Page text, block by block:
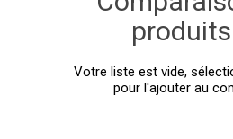
Votre liste est vide,
pour l'ajouter au